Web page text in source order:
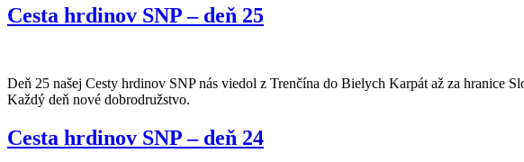
Cesta hrdinov SNP – deň 25
Deň 25 našej Cesty hrdinov SNP nás viedol z Trenčína do Bielych Karpát až za hranice
Každý deň nové dobrodružstvo.
Cesta hrdinov SNP – deň 24